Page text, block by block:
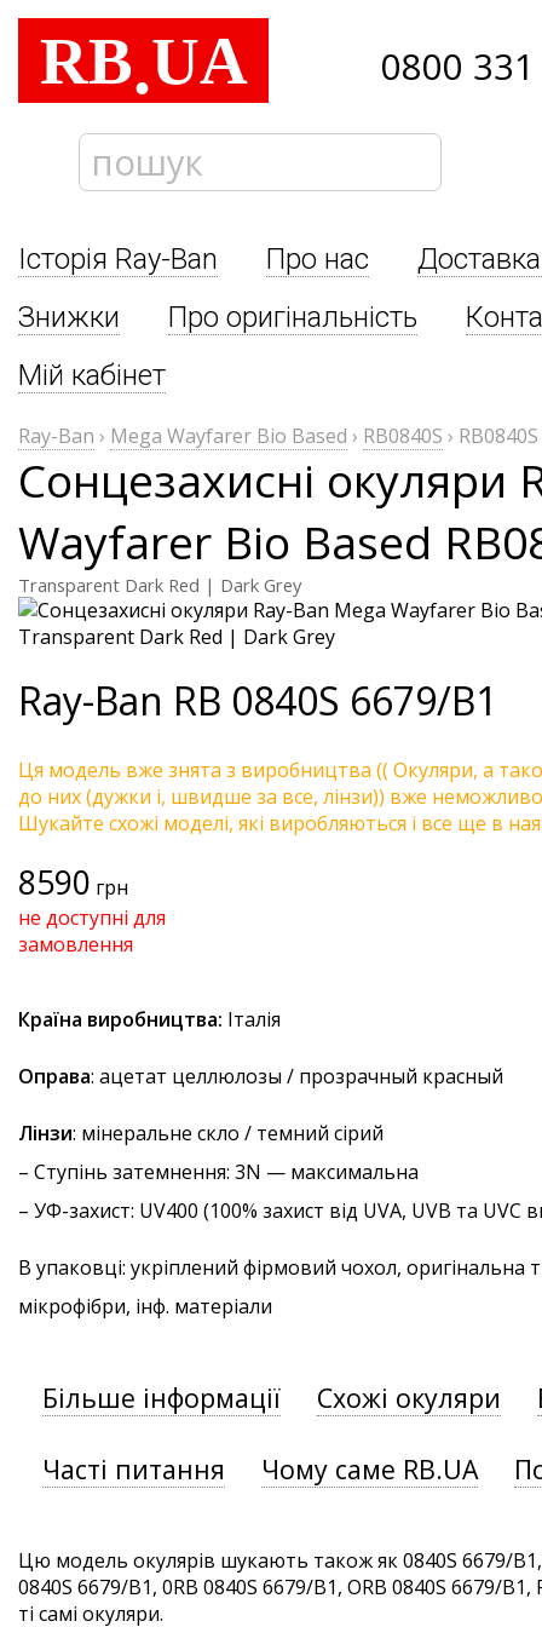
RB.UA 0800
Історія Ray-Ban Про нас
Знижки
Про оригінальність
Мій кабінет
Ray-Ban › Mega Wayfarer Bio Based › RB0840S ›
Сонцезахисні окуляри
Wayfarer Bio Based
Transparent Dark Red | Dark Grey
Ray-Ban RB 0840S 6679/B1
Ця модель вже знята з виробництва (( Окуляри, а
до них (дужки і, швидше за все, лінзи)) вже неможливо
Шукайте схожі моделі, які виробляються і все ще в
8590 грн
не доступні для
замовлення
Країна виробництва: Італія
Оправа: ацетат целлюлозы / прозрачный красный
Лінзи: мінеральне скло / темний сірий
– Ступінь затемнення: 3N — максимальна
– УФ-захист: UV400 (100% захист від UVA, UVB та
В упаковці: укріплений фірмовий чохол, оригінальна
мікрофібри, інф. матеріали
Більше інформації Схожі окуляри
Часті питання Чому саме RB.UA
Цю модель окулярів шукають також як 0840S 6679/B1,
0840S 6679/B1, 0RB 0840S 6679/B1, ORB 0840S 6679/
ті самі окуляри.